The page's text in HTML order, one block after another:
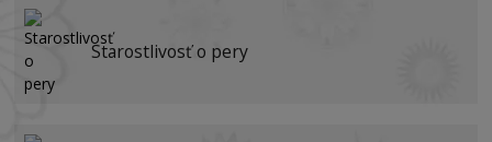
Starostlivosť o pery